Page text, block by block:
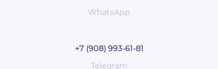
WhatsApp
+7 (908) 993-61-81
Telegram